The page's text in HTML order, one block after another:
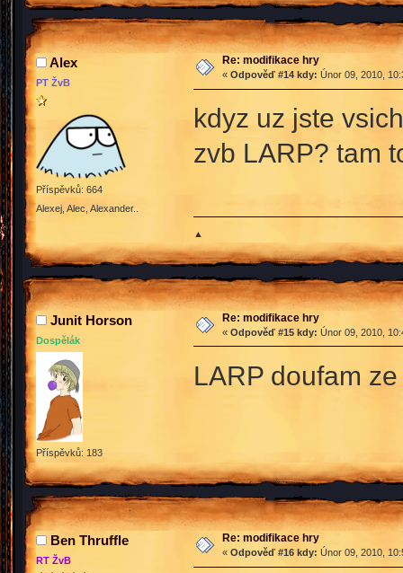
Alex
PT ŽvB
Příspěvků: 664
Alexej, Alec, Alexander..
Re: modifikace hry
« Odpověď #14 kdy: Únor 09, 2010,
kdyz uz jste
zvb LARP? tam
▲
Junit Horson
Dospělák
Příspěvků: 183
Re: modifikace hry
« Odpověď #15 kdy: Únor 09, 2010,
LARP doufam
Ben Thruffle
RT ŽvB
Re: modifikace hry
« Odpověď #16 kdy: Únor 09, 2010,